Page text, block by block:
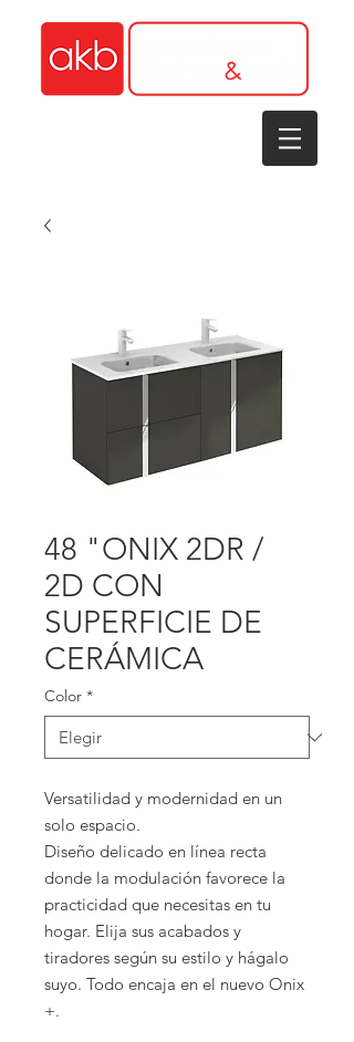
48 "ONIX 2DR /
2D CON
SUPERFICIE DE
CERÁMICA
Color *
Versatilidad y modernidad en un
solo espacio.
Diseño delicado en línea recta
donde la modulación favorece la
practicidad que necesitas en tu
hogar. Elija sus acabados y
tiradores según su estilo y hágalo
suyo. Todo encaja en el nuevo Onix
+.